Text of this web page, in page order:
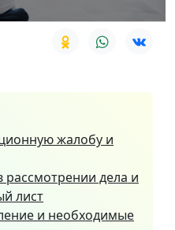
жалобу и
рассмотрении дела и
лист
и необходимые